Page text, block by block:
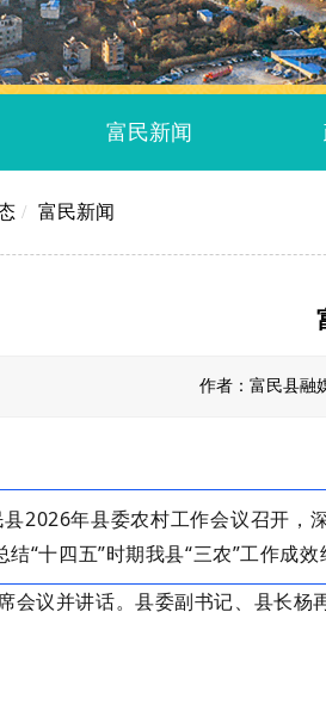
富民新闻
/ 富民新闻
作者：富民县
2026年县委农村工作会议召开，
“十四五”时期我县“三农”工作成
会议并讲话。县委副书记、县长杨